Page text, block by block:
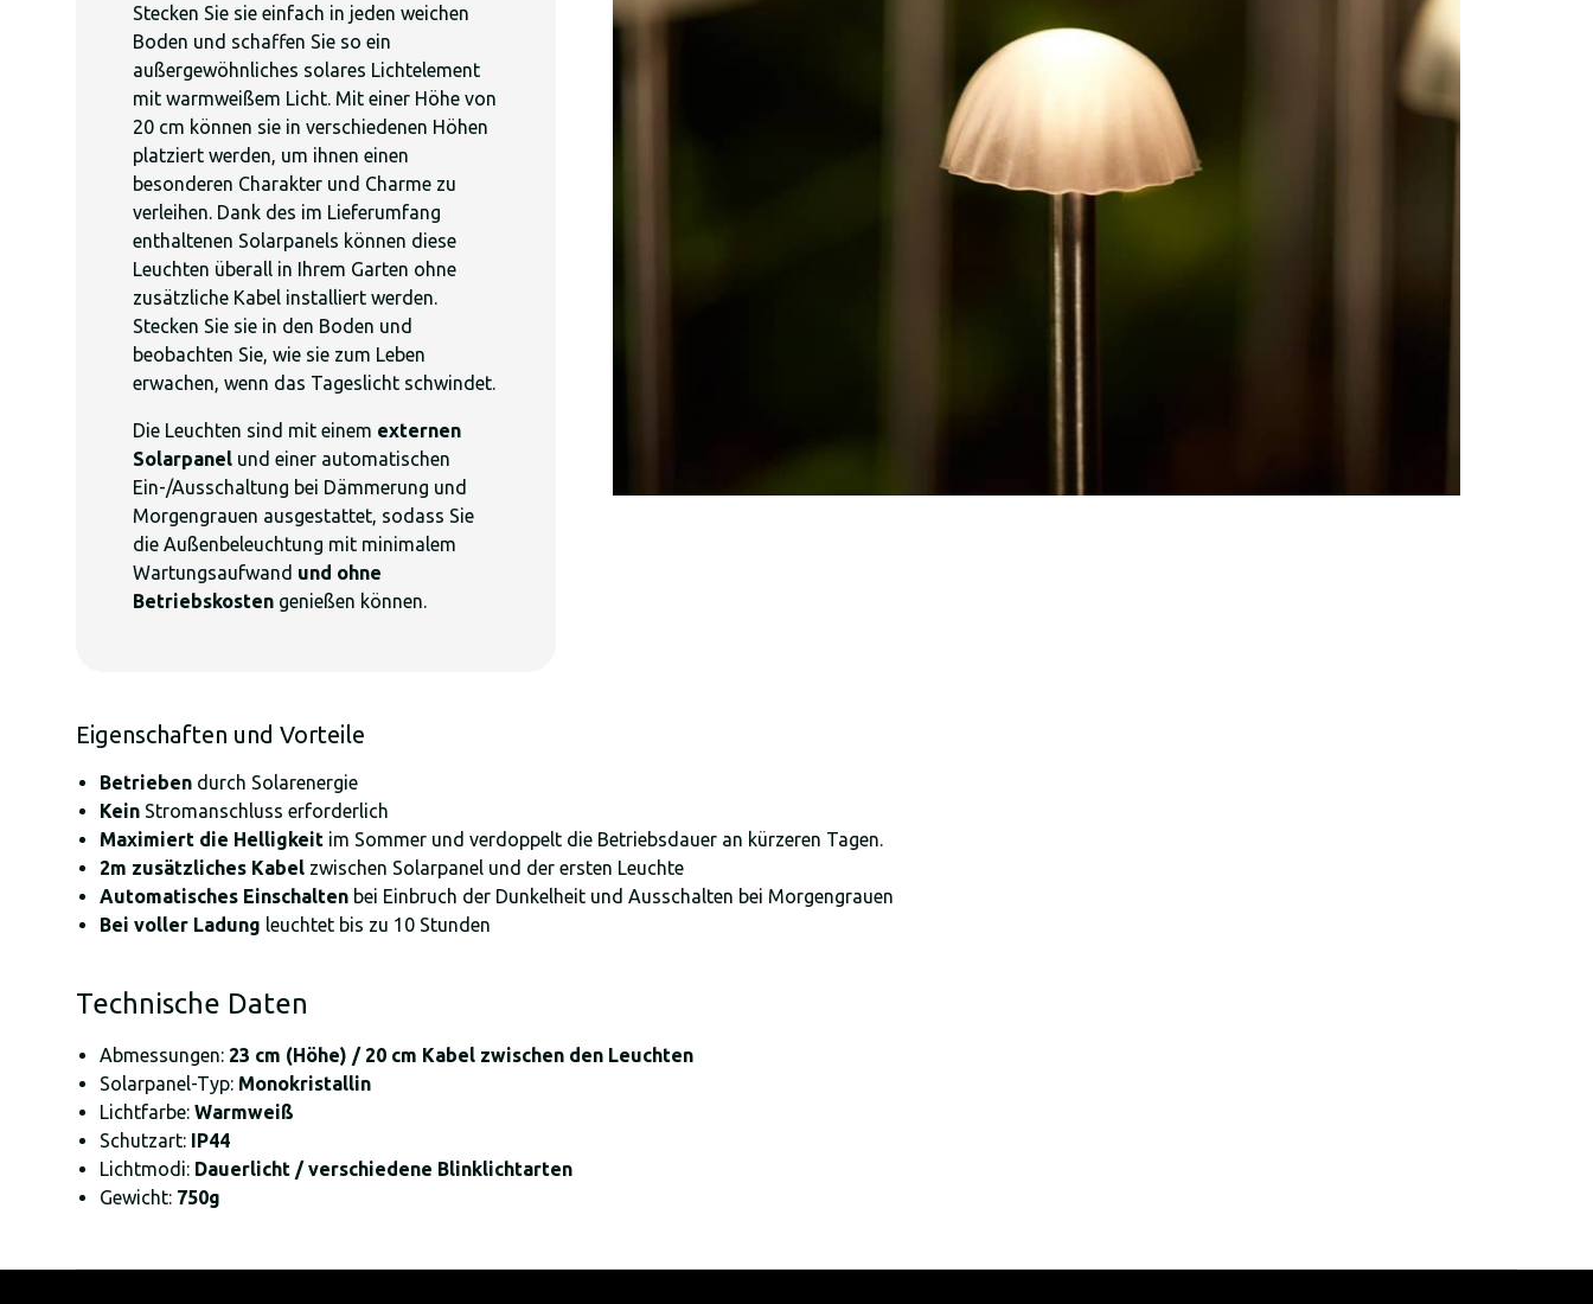
Stecken Sie sie einfach in jeden weichen
Boden und schaffen Sie so ein
außergewöhnliches solares Lichtelement
mit warmweißem Licht. Mit einer Höhe von
20 cm können sie in verschiedenen Höhen
platziert werden, um ihnen einen
besonderen Charakter und Charme zu
verleihen. Dank des im Lieferumfang
enthaltenen Solarpanels können diese
Leuchten überall in Ihrem Garten ohne
zusätzliche Kabel installiert werden.
Stecken Sie sie in den Boden und
beobachten Sie, wie sie zum Leben
erwachen, wenn das Tageslicht schwindet.
Die Leuchten sind mit einem externen
Solarpanel und einer automatischen
Ein-/Ausschaltung bei Dämmerung und
Morgengrauen ausgestattet, sodass Sie
die Außenbeleuchtung mit minimalem
Wartungsaufwand und ohne
Betriebskosten genießen können.
Eigenschaften und Vorteile
Betrieben durch Solarenergie
Kein Stromanschluss erforderlich
Maximiert die Helligkeit im Sommer und verdoppelt die Betriebsdauer an kürzeren Tagen.
2m zusätzliches Kabel zwischen Solarpanel und der ersten Leuchte
Automatisches Einschalten bei Einbruch der Dunkelheit und Ausschalten bei Morgengrauen
Bei voller Ladung leuchtet bis zu 10 Stunden
Technische Daten
Abmessungen: 23 cm (Höhe) / 20 cm Kabel zwischen den Leuchten
Solarpanel-Typ: Monokristallin
Lichtfarbe: Warmweiß
Schutzart: IP44
Lichtmodi: Dauerlicht / verschiedene Blinklichtarten
Gewicht: 750g